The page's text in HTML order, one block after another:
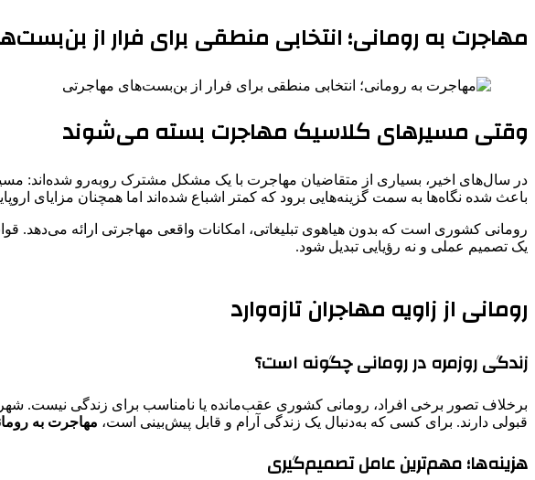
مهاجرت به رومانی؛ انتخابی منطقی برای فرار از
وقتی مسیرهای کلاسیک مهاجرت بسته می‌شوند
در سال‌های اخیر، بسیاری از متقاضیان مهاجرت با یک مشکل مشترک روبه‌رو شده‌اند:
باعث شده نگاه‌ها به سمت گزینه‌هایی برود که کمتر اشباع شده‌اند اما همچنان مزایای
رومانی کشوری است که بدون هیاهوی تبلیغاتی، امکانات واقعی مهاجرتی ارائه می‌دهد.
یک تصمیم عملی و نه رؤیایی تبدیل شود.
رومانی از زاویه مهاجران تازه‌وارد
زندگی روزمره در رومانی چگونه است؟
برخلاف تصور برخی افراد، رومانی کشوری عقب‌مانده یا نامناسب برای زندگی نیست.
قبولی دارند. برای کسی که به‌دنبال یک زندگی آرام و قابل پیش‌بینی است، مهاجرت به
هزینه‌ها؛ مهم‌ترین عامل تصمیم‌گیری